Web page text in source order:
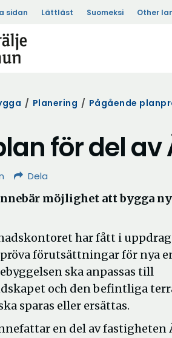
sidan Lättläst Suomeksi Other
/ Planering / Pågående
för del
Dela
möjlighet att bygga
har fått i
förutsättningar för nya
ska anpassas till
och den befintliga
sparas eller ersättas.
en del av fastigheten